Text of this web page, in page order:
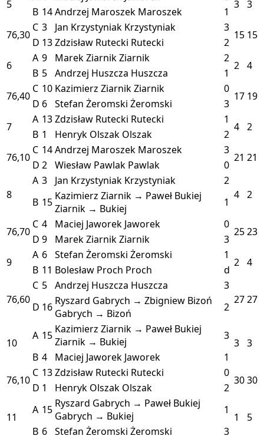
5
3 3
B 14Andrzej Maroszek Maroszek
1
76,30
C 3 Jan Krzystyniak Krzystyniak 3
15 15
D 13Zdzisław Rutecki Rutecki
2
6
A 9 Marek ZiarnikZiarnik 2
2 4
B 5 Andrzej Huszcza Huszcza
1
76,40
C 10 Kazimierz ZiarnikZiarnik 0
17 19
D 6 Stefan Żeromski Żeromski
3
7
A 13Zdzisław Rutecki Rutecki 1
4 2
B 1 Henryk Olszak Olszak
2
76,10
C 14Andrzej Maroszek Maroszek 3
21 21
D 2 Wiesław Pawlak Pawlak 0
8
A 3 Jan Krzystyniak Krzystyniak
2
4 2
B 15 Kazimierz Ziarnik → Paweł Bukiej
Ziarnik → Bukiej
1
76,70
C 4 Maciej Jaworek Jaworek 0
2523
D 9 Marek ZiarnikZiarnik
3
9
A 6 Stefan Żeromski Żeromski 1
2 4
B 11 Bolesław Proch Proch d
76,60
C 5 Andrzej Huszcza Huszcza
3
2727
D 16 Ryszard Gabrych → Zbigniew Bizoń
Gabrych → Bizoń
2
10
A 15 Kazimierz Ziarnik → Paweł Bukiej
Ziarnik → Bukiej
3
3 3
B 4 Maciej Jaworek Jaworek
1
76,10
C 13Zdzisław Rutecki Rutecki 0
3030
D 1 Henryk Olszak Olszak 2
11
A 15 Ryszard Gabrych → Paweł Bukiej
Gabrych → Bukiej
1
1
5
B 6 Stefan Żeromski Żeromski
3